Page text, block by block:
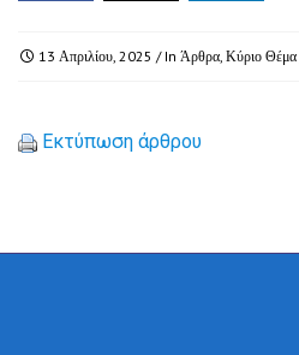
13 Απριλίου, 2025 / In Άρθρα, Κύριο Θέμα
Εκτύπωση άρθρου